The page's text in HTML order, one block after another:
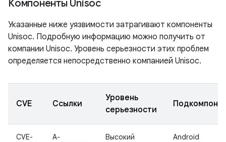
Компоненты Unisoc
Указанные ниже уязвимости затрагивают компоненты
Unisoc. Подробную информацию можно получить от
компании Unisoc. Уровень серьезности этих проблем
определяется непосредственно компанией Unisoc.
CVE Ссылки
Уровень
серьезности
CVE-
A-
Высокий Android